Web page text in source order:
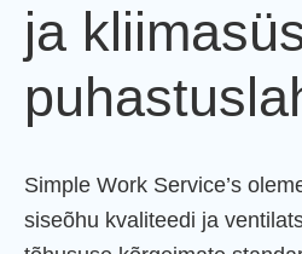
ja
Simple Work Service’s
siseõhu kvaliteedi ja